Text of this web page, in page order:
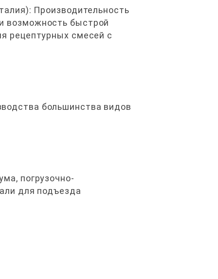
Производительность
возможность быстрой
рецептурных смесей с
большинства видов
погрузочно-
для подъезда